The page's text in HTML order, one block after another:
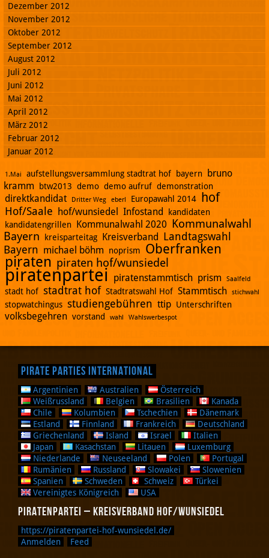
Dezember 2012
November 2012
Oktober 2012
September 2012
August 2012
Juli 2012
Juni 2012
Mai 2012
April 2012
März 2012
Februar 2012
Januar 2012
1.Mai aufstellungsversammlung stadtrat hof bayern
bruno
kramm
btw2013 demo demo aufruf demonstration
direktkandidat Dritter Weg eberl Europawahl 2014 hof
Hof/Saale hof/wunsiedel Infostand
kandidaten
kandidatengrillen Kommunalwahl 2020 Kommunalwahl
Bayern
kreisparteitag Kreisverband Landtagswahl
Bayern michael böhm noprism Oberfranken
piraten piraten hof/wunsiedel
piratenpartei piratenstammtisch prism Saalfeld
stadt hof stadtrat hof Stadtratswahl Hof Stammtisch stichwahl
stopwatchingus studiengebühren ttip Unterschriften
volksbegehren vorstand wahl Wahlswerbespot
Pirate Parties International
Argentinien Australien
Österreich
Weißrussland
Belgien Brasilien
Kanada
Chile
Kolumbien Tschechien
Dänemark
Estland
Finnland Frankreich
Deutschland
Griechenland
Island Israel
Italien
Japan
Kasachstan Litauen
Luxemburg
Niederlande
Neuseeland Polen
Portugal
Rumänien
Russland Slowakei
Slowenien
Spanien
Schweden Schweiz
Türkei
Vereinigtes Königreich
USA
Piratenpartei – Kreisverband Hof/Wunsiedel
https://piratenpartei-hof-wunsiedel.de/
Anmelden
Feed